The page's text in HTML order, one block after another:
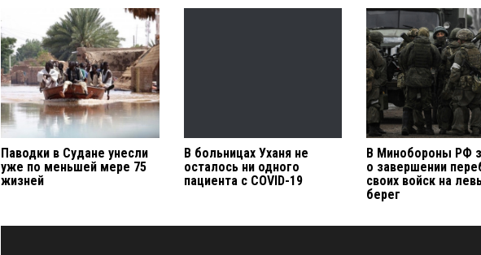
Паводки в Судане унесли
уже по меньшей мере 75
жизней
В больницах Уханя не
осталось ни одного
пациента с COVID-19
В Минобороны РФ
о завершении
своих войск на
берег
Навигация